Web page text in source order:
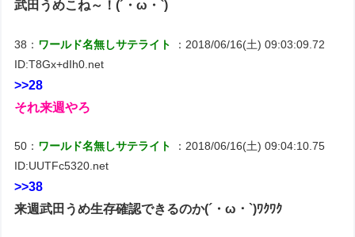
武田うめこね～！(´・ω・`)
38： ワールド名無しサテライト
：2018/06/16(土) 09:03:09.72
ID:T8Gx+dIh0.net
>>28
それ来週やろ
50： ワールド名無しサテライト
：2018/06/16(土) 09:04:10.75
ID:UUTFc5320.net
>>38
来週武田うめ生存確認できるのか(´・ω・`)ﾜｸﾜｸ